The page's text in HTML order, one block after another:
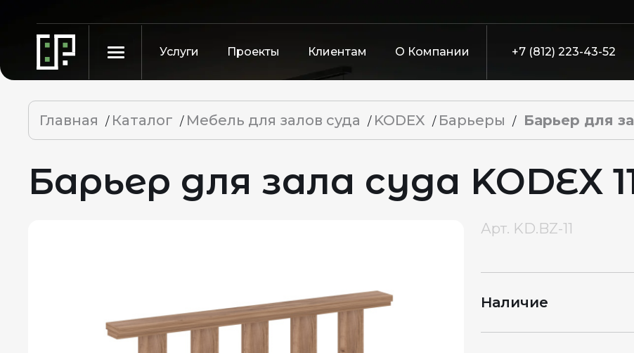
Услуги Проекты Клиентам О Компании +7 (812) 223-43-52
Главная / Каталог / Мебель для залов суда / KODEX / Барьеры / Барьер для
Барьер для зала суда KODEX
Арт. KD.BZ-11
Наличие